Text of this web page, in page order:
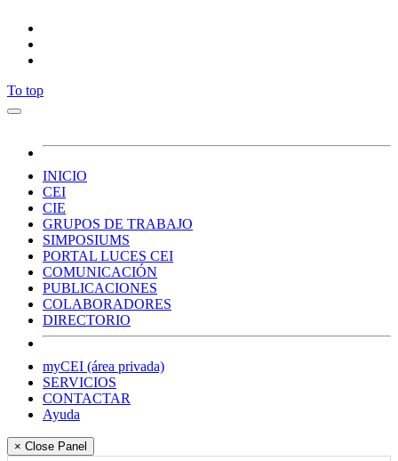
To top
INICIO
CEI
CIE
GRUPOS DE TRABAJO
SIMPOSIUMS
PORTAL LUCES CEI
COMUNICACIÓN
PUBLICACIONES
COLABORADORES
DIRECTORIO
myCEI (área privada)
SERVICIOS
CONTACTAR
Ayuda
× Close Panel